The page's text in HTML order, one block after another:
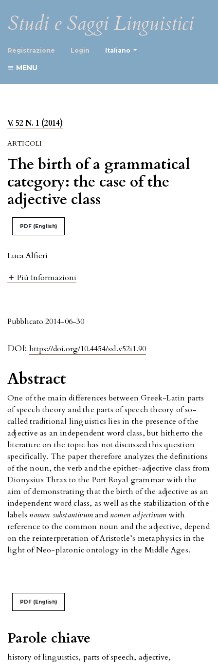
Studi e Saggi Linguistici
Registrazione Login Italiano
MENU
V. 52 N. 1 (2014)
ARTICOLI
The birth of a grammatical
category: the case of the
adjective class
PDF (English)
Luca Alfieri
Più Informazioni
DOI: https://doi.org/10.4454/ssl.v52i1.90
Pubblicato 2014-06-30
Parole chiave
history of linguistics, parts of speech, adjective,
Abstract
One of the main differences between Greek-Latin parts
of speech theory and the parts of speech theory of so-
called traditional linguistics lies in the presence of the
adjective as an independent word class, but hitherto the
literature on the topic has not discussed this question
specifically. The paper therefore analyzes the definitions
of the noun, the verb and the epithet-adjective class from
Dionysius Thrax to the Port Royal grammar with the
aim of demonstrating that the birth of the adjective as an
independent word class, as well as the stabilization of the
labels nomen substantivumand nomen adjectivumwith
reference to the common noun and the adjective, depend
on the reinterpretation of Aristotle’s metaphysics in the
light of Neo-platonic ontology in the Middle Ages.
PDF (English)